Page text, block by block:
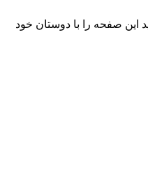
این صفحه را با دوستان خود